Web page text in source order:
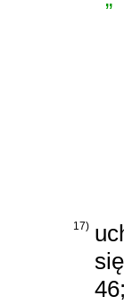
17)
46;